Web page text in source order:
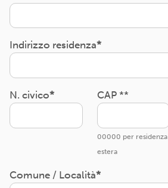
Indirizzo residenza
N. civico CAP **
00000 per residenza
estera
Comune / Località